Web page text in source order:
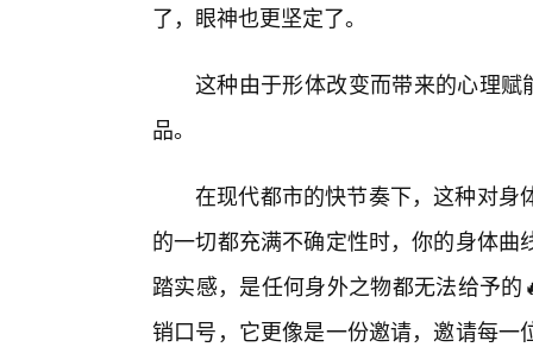
了，眼神也更坚定了。
这种由于形体改变而带来的心理赋
品。
在现代都市的快节奏下，这种对身
的一切都充满不确定性时，你的身体
踏实感，是任何身外之物都无法给予
销口号，它更像是一份邀请，邀请每